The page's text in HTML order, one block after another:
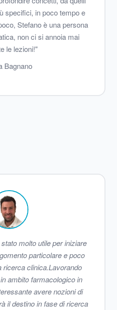
specifici, in poco tempo e
Stefano è una persona
non ci si annoia mai
le lezioni!"
Bagnano
molto utile per iniziare
particolare e poco
ricerca clinica.Lavorando
ambito farmacologico in
avere nozioni di
il destino in fase di ricerca